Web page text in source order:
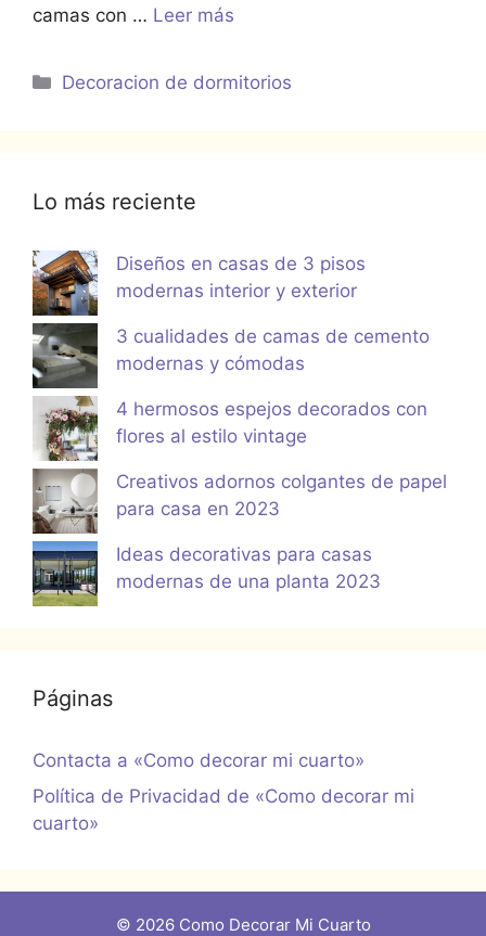
camas con … Leer más
Categorías
Decoracion de dormitorios
Lo más reciente
Diseños en casas de 3 pisos
modernas interior y exterior
3 cualidades de camas de cemento
modernas y cómodas
4 hermosos espejos decorados con
flores al estilo vintage
Creativos adornos colgantes de papel
para casa en 2023
Ideas decorativas para casas
modernas de una planta 2023
Páginas
Contacta a «Como decorar mi cuarto»
Política de Privacidad de «Como decorar mi
cuarto»
© 2026 Como Decorar Mi Cuarto